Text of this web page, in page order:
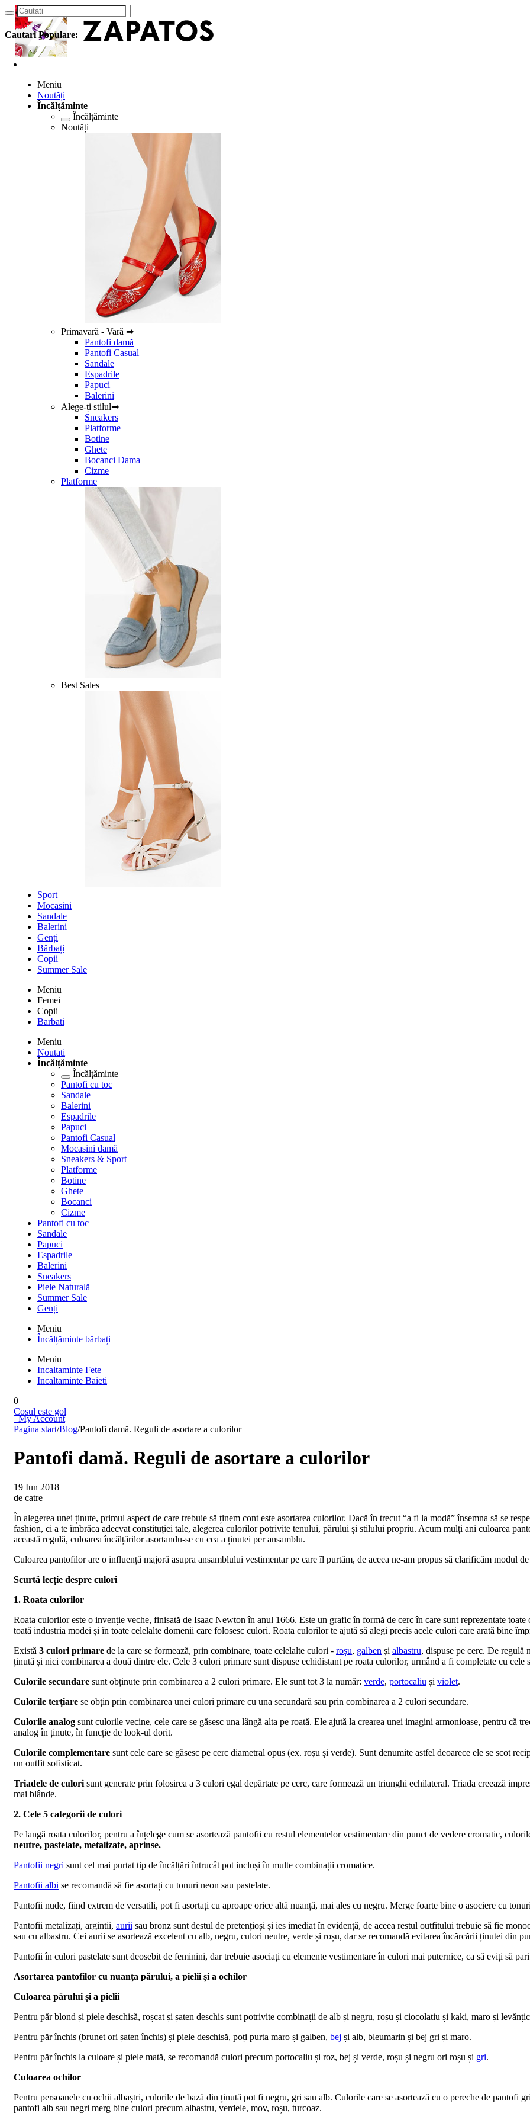
Cautari Populare:
Meniu
Noutăți
Încălțăminte
Încălțăminte
Noutăți
Primavară - Vară ➡
Pantofi damă
Pantofi Casual
Sandale
Espadrile
Papuci
Balerini
Alege-ți stilul➡
Sneakers
Platforme
Botine
Ghete
Bocanci Dama
Cizme
Platforme
Best Sales
Sport
Mocasini
Sandale
Balerini
Genți
Bărbați
Copii
Summer Sale
Meniu
Femei
Copii
Barbati
Meniu
Noutati
Încălțăminte
Încălțăminte
Pantofi cu toc
Sandale
Balerini
Espadrile
Papuci
Pantofi Casual
Mocasini damă
Sneakers & Sport
Platforme
Botine
Ghete
Bocanci
Cizme
Pantofi cu toc
Sandale
Papuci
Espadrile
Balerini
Sneakers
Piele Naturală
Summer Sale
Genți
Meniu
Încălțăminte bărbați
Meniu
Incaltaminte Fete
Incaltaminte Baieti
0
Cosul este gol
My Account
Pagina start/Blog/Pantofi damă. Reguli de asortare a culorilor
Pantofi damă. Reguli de asortare a culorilor
19 Iun 2018
de catre
În alegerea unei ținute, primul aspect de care trebuie să ținem cont este asortarea culorilor. Dacă în trecut “a fi la modă” însemna să se
fashion, ci a te îmbrăca adecvat constituției tale, alegerea culorilor potrivite tenului, părului și stilului propriu. Acum mulți ani culoarea
această regulă, culoarea încălțărilor asortandu-se cu cea a ținutei per ansamblu.
Culoarea pantofilor are o influență majoră asupra ansamblului vestimentar pe care îl purtăm, de aceea ne-am propus să clarificăm modul
Scurtă lecție despre culori
1. Roata culorilor
Roata culorilor este o invenție veche, finisată de Isaac Newton în anul 1666. Este un grafic în formă de cerc în care sunt reprezentate
toată industria modei și în toate celelalte domenii care folosesc culori. Roata culorilor te ajută să alegi precis acele culori care arată bine
Există 3 culori primare de la care se formează, prin combinare, toate celelalte culori - roșu, galben și albastru, dispuse pe cerc. De regulă
ținută și nici combinarea a două dintre ele. Cele 3 culori primare sunt dispuse echidistant pe roata culorilor, urmând a fi completate cu cele
Culorile secundare sunt obținute prin combinarea a 2 culori primare. Ele sunt tot 3 la număr: verde, portocaliu și violet.
Culorile terțiare se obțin prin combinarea unei culori primare cu una secundară sau prin combinarea a 2 culori secundare.
Culorile analog sunt culorile vecine, cele care se găsesc una lângă alta pe roată. Ele ajută la crearea unei imagini armonioase, pentru că
analog în ținute, în funcție de look-ul dorit.
Culorile complementare sunt cele care se găsesc pe cerc diametral opus (ex. roșu și verde). Sunt denumite astfel deoarece ele se scot
un outfit sofisticat.
Triadele de culori sunt generate prin folosirea a 3 culori egal depărtate pe cerc, care formează un triunghi echilateral. Triada creează
mai blânde.
2. Cele 5 categorii de culori
Pe langă roata culorilor, pentru a înțelege cum se asortează pantofii cu restul elementelor vestimentare din punct de vedere cromatic,
neutre, pastelate, metalizate, aprinse.
Pantofii negri sunt cel mai purtat tip de încălțări întrucât pot incluși în multe combinații cromatice.
Pantofii albi se recomandă să fie asortați cu tonuri neon sau pastelate.
Pantofii nude, fiind extrem de versatili, pot fi asortați cu aproape orice altă nuanță, mai ales cu negru. Merge foarte bine o asociere cu tonuri
Pantofii metalizați, argintii, aurii sau bronz sunt destul de pretențioși și ies imediat în evidență, de aceea restul outfitului trebuie să fie
sau cu albastru. Cei aurii se asortează excelent cu alb, negru, culori neutre, verde și roșu, dar se recomandă evitarea încărcării ținutei din
Pantofii în culori pastelate sunt deosebit de feminini, dar trebuie asociați cu elemente vestimentare în culori mai puternice, ca să eviți să pari
Asortarea pantofilor cu nuanța părului, a pielii și a ochilor
Culoarea părului și a pielii
Pentru păr blond și piele deschisă, roșcat și șaten deschis sunt potrivite combinații de alb și negru, roșu și ciocolatiu și kaki, maro și
Pentru păr închis (brunet ori șaten închis) și piele deschisă, poți purta maro și galben, bej și alb, bleumarin și bej gri și maro.
Pentru păr închis la culoare și piele mată, se recomandă culori precum portocaliu și roz, bej și verde, roșu și negru ori roșu și gri.
Culoarea ochilor
Pentru persoanele cu ochii albaștri, culorile de bază din ținută pot fi negru, gri sau alb. Culorile care se asortează cu o pereche de pantofi
pantofi alb sau negri merg bine culori precum albastru, verdele, mov, roșu, turcoaz.